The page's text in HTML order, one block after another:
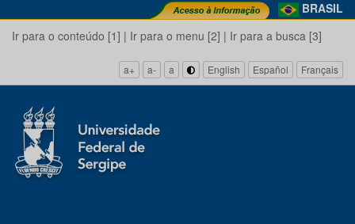
BRASIL
Ir para o conteúdo [1] | Ir para o menu [2] | Ir para a busca [3]
a+ a- a English Español Français